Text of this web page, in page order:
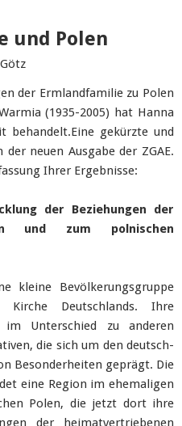
und Polen
der Ermlandfamilie zu Polen
(1935-2005) hat Hanna
behandelt.Eine gekürzte und
neuen Ausgabe der ZGAE.
Ihrer Ergebnisse:
der Beziehungen der
und zum
polnischen
kleine Bevölkerungsgruppe
Deutschlands. Ihre
Unterschied zu anderen
die sich um den deutsch-
Besonderheiten geprägt. Die
eine Region im ehemaligen
Polen, die jetzt dort ihre
der heimatvertriebenen